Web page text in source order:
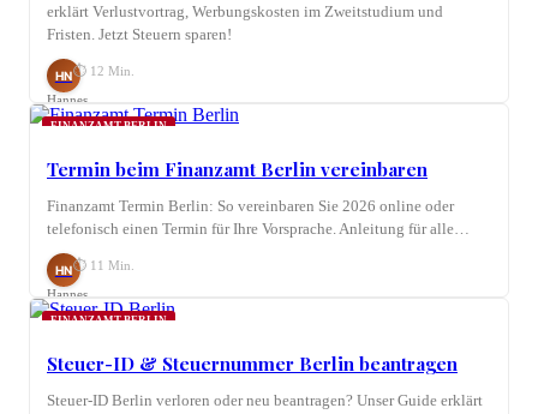
erklärt Verlustvortrag, Werbungskosten im Zweitstudium und
Fristen. Jetzt Steuern sparen!
HN
Hannes
Nagel
⏱ 12 Min.
FINANZAMT BERLIN
Termin beim Finanzamt Berlin vereinbaren
Finanzamt Termin Berlin: So vereinbaren Sie 2026 online oder
telefonisch einen Termin für Ihre Vorsprache. Anleitung für alle…
HN
Hannes
Nagel
⏱ 11 Min.
FINANZAMT BERLIN
Steuer-ID & Steuernummer Berlin beantragen
Steuer-ID Berlin verloren oder neu beantragen? Unser Guide erklärt